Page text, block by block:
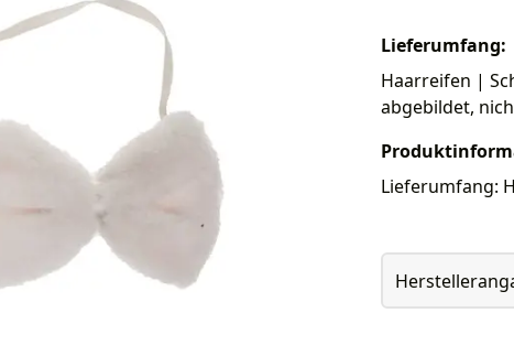
Lieferumfang:
Haarreifen |
abgebildet,
Lieferumfang: